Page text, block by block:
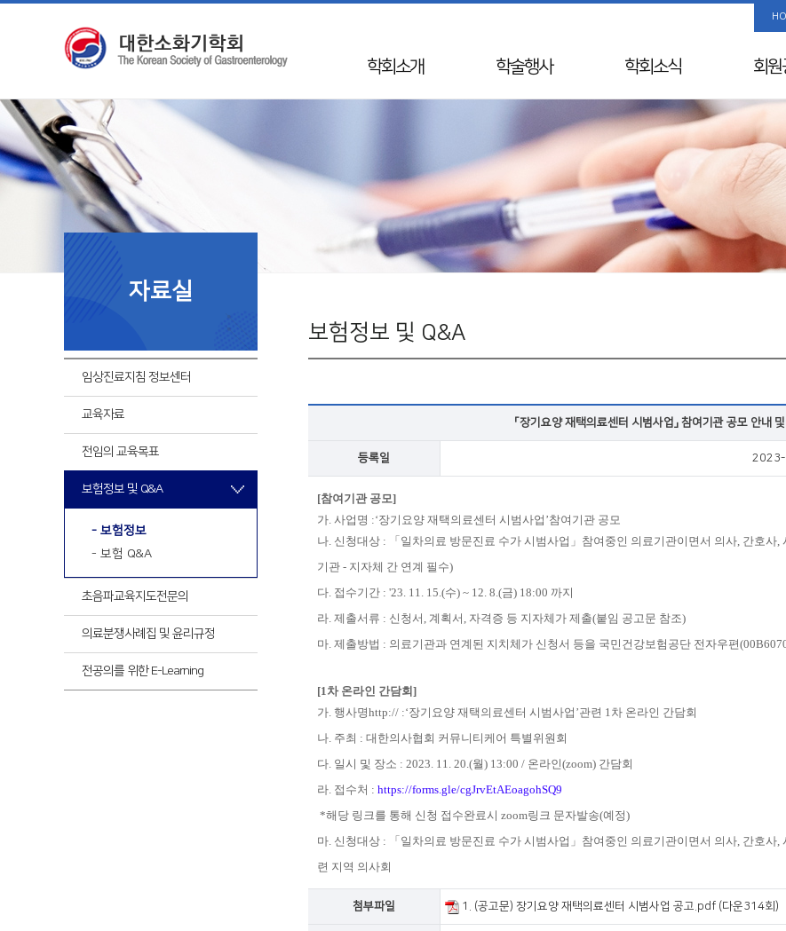
학회소개
Mission & Vision
학회연혁
50년사
임원진
국제교류
회칙
학술행사
학술행사 리스트
춘계학술대회
추계학술대회
SIDDS
KDDW
APDW
학회소식
공지사항
국내외 행사일정
뉴스레터
윤리레터
논문상/연구비
회원
사진/
회원
해외학
최신VOD
보험정보 및 Q&A
자료실
임상진료지침 정보센터
교육자료
전임의 교육목표
보험정보 및 Q&A
- 보험정보
- 보험 Q&A
초음파교육지도전문의
의료분쟁사례집 및 윤리규정
전공의를 위한 E-Learning
「장기요양 재택의료센터 시범사업」 참여기관 공모 안내
등록일
[참여기관 공모]
가. 사업명 :‘장기요양 재택의료센터 시범사업’참여기관 공모
나. 신청대상 : 「일차의료 방문진료 수가 시범사업」참여중인 의료기관이면서 의사, 간호
기관 - 지자체 간 연계 필수)
다. 접수기간 : '23. 11. 15.(수) ~ 12. 8.(금) 18:00 까지
라. 제출서류 : 신청서, 계획서, 자격증 등 지자체가 제출(붙임 공고문 참조)
마. 제출방법 : 의료기관과 연계된 지치체가 신청서 등을 국민건강보험공단 전자우편
[1차 온라인 간담회]
가. 행사명http:// :‘장기요양 재택의료센터 시범사업’관련 1차 온라인 간담회
나. 주최 : 대한의사협회 커뮤니티케어 특별위원회
다. 일시 및 장소 : 2023. 11. 20.(월) 13:00 / 온라인(zoom) 간담회
라. 접수처 : https://forms.gle/cgJrvEtAEoagohSQ9
*해당 링크를 통해 신청 접수완료시 zoom링크 문자발송(예정)
마. 신청대상 : 「일차의료 방문진료 수가 시범사업」참여중인 의료기관이면서 의사, 간호
련 지역 의사회
첨부파일 1. (공고문) 장기요양 재택의료센터 시범사업 공고.pdf (다운314회)